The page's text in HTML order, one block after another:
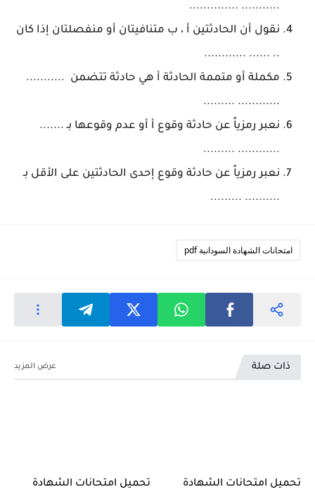
........... ..............
نقول أن الحادثتين أ ، ب متنافيتان أو منفصلتان إذا كان
.. ...... ............
مكملة أو متممة الحادثة أ هي حادثة تتضمن ...........
............ .........
نعبر رمزياً عن حادثة وقوع أ أو عدم وقوعها بـ .......
............ .........
نعبر رمزياً عن حادثة وقوع إحدى الحادثتين على الأقل بـ
.......... .........
امتحانات الشهادة السودانية pdf
ذات صلة
تحميل امتحانات الشهادة
تحميل امتحانات الشهادة